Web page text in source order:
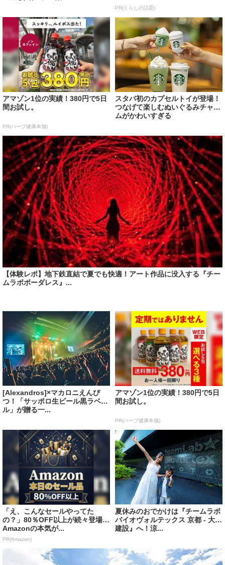
PR(くらしの話題)
アマゾン1位の実績！380円で5日
間お試し。
PR(ハーブ健康本舗)
スタバ初のカプセルトイが登場！
つなげて楽しむぬいぐるみチャー
ムがかわいすぎる
【体験レポ】地下鉄直結で夏でも快適！アート作品に没入する『チー
ムラボボーダレス』...
[Alexandros]×マカロニえんぴ
つ！「サッポロ生ビール黒ラベ
ル」が贈る一...
アマゾン1位の実績！380円で5日
間お試し。
PR(ハーブ健康本舗)
「え、こんなセールやってた
の？」80％OFF以上が続々登場！
Amazonの本気が...
PR(Amazon)
夏休みのおでかけは『チームラボ
バイオヴォルテックス 京都 - 大成
建設』へ！涼...